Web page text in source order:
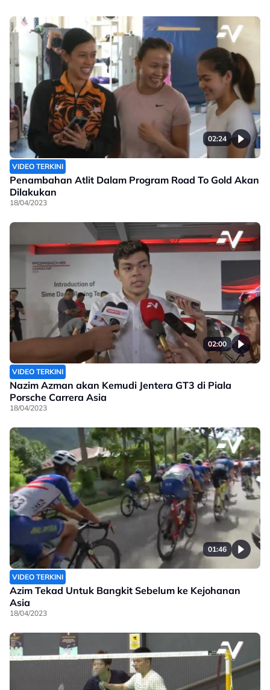
02:24
VIDEO TERKINI
Penambahan Atlit Dalam Program Road To Gold Akan
Dilakukan
18/04/2023
02:00
VIDEO TERKINI
Nazim Azman akan Kemudi Jentera GT3 di Piala
Porsche Carrera Asia
18/04/2023
01:46
VIDEO TERKINI
Azim Tekad Untuk Bangkit Sebelum ke Kejohanan
Asia
18/04/2023